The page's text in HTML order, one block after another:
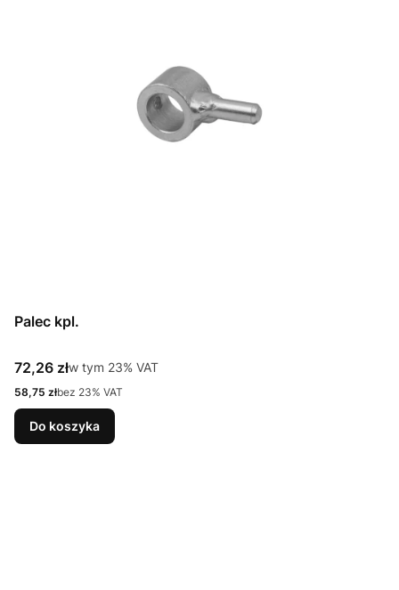
Palec kpl.
Cena brutto
72,26 złw tym %s VAT
w tym 23% VAT
Cena netto
58,75 złbez 23% VAT
Do koszyka